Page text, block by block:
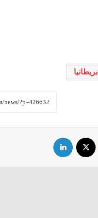
بريطانيا
فيسبوك